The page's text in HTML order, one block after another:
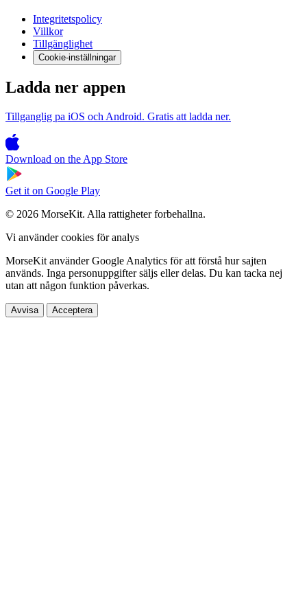
Integritetspolicy
Villkor
Tillgänglighet
Cookie-inställningar
Ladda ner appen
Tillganglig pa iOS och Android. Gratis att ladda ner.
Download on the App Store
Get it on Google Play
© 2026 MorseKit. Alla rattigheter forbehallna.
Vi använder cookies för analys
MorseKit använder Google Analytics för att förstå hur sajten
används. Inga personuppgifter säljs eller delas. Du kan tacka nej
utan att någon funktion påverkas.
Avvisa Acceptera